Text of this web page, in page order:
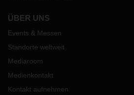
ÜBER UNS
Events & Messen
Standorte weltweit
Mediaroom
Medienkontakt
Kontakt aufnehmen